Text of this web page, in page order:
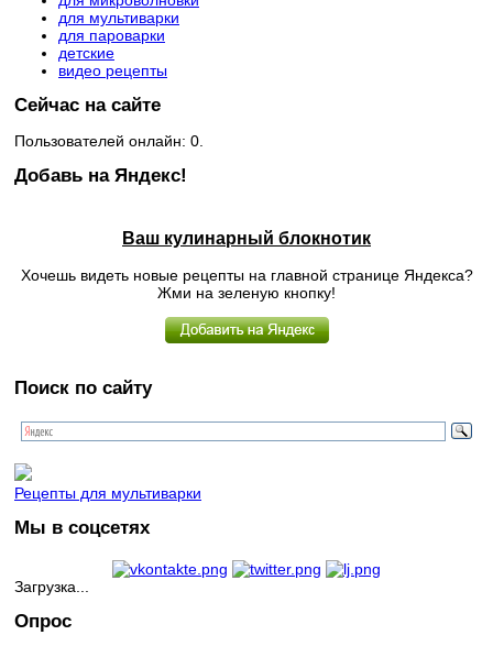
для мультиварки
для пароварки
детские
видео рецепты
Сейчас на сайте
Пользователей онлайн: 0.
Добавь на Яндекс!
Ваш кулинарный блокнотик
Хочешь видеть новые рецепты на главной странице Яндекса?
Жми на зеленую кнопку!
Поиск по сайту
Рецепты для мультиварки
Мы в соцсетях
Загрузка...
Опрос